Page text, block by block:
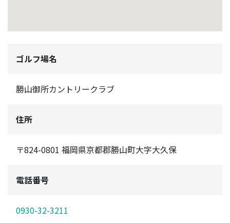
ゴルフ場名
勝山御所カントリークラブ
住所
〒824-0801 福岡県京都郡勝山町大字大久保
電話番号
0930-32-3211